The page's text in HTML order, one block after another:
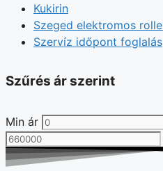
Kukirin
Szeged elektromos
Szervíz időpont foglalás
Szűrés ár szerint
Min ár